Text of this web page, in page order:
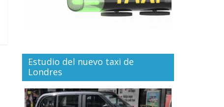
Estudio del nuevo taxi de
Londres